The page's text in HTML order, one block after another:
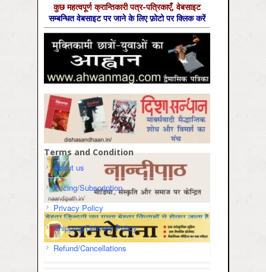
कुछ महत्‍वपूर्ण क्रान्तिकारी पत्र-पत्रिकाएँ, वेबसाइट
सम्‍बन्धित वेबसाइट पर जाने के लिए फ़ोटो पर क्लिक करें
Terms and Condition
About us
Pricing/Subscription
Privacy Policy
Shipping/Delivery Policy
Refund/Cancellations